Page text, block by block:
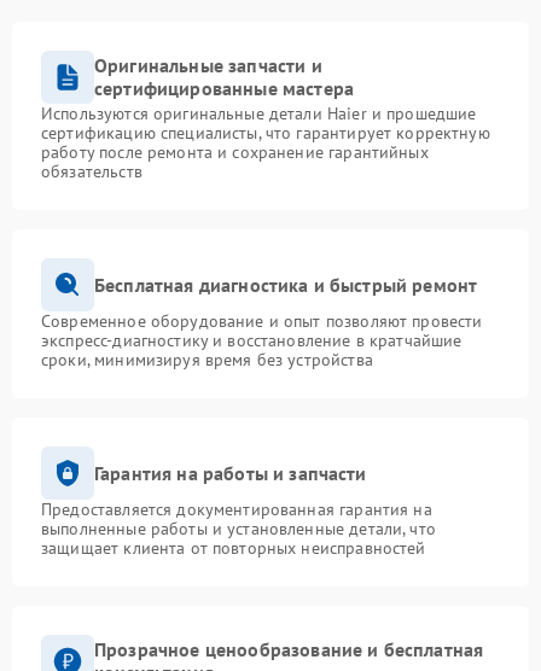
Оригинальные запчасти и
сертифицированные мастера
Используются оригинальные детали Haier и прошедшие
сертификацию специалисты, что гарантирует корректную
работу после ремонта и сохранение гарантийных
обязательств
Бесплатная диагностика и быстрый ремонт
Современное оборудование и опыт позволяют провести
экспресс-диагностику и восстановление в кратчайшие
сроки, минимизируя время без устройства
Гарантия на работы и запчасти
Предоставляется документированная гарантия на
выполненные работы и установленные детали, что
защищает клиента от повторных неисправностей
Прозрачное ценообразование и бесплатная